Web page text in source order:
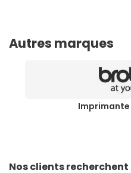
Autres marques
Nos clients recherchent